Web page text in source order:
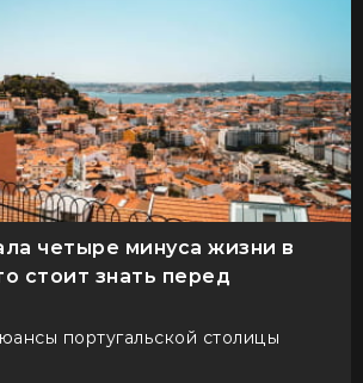
четыре минуса жизни в
стоит знать перед
португальской столицы